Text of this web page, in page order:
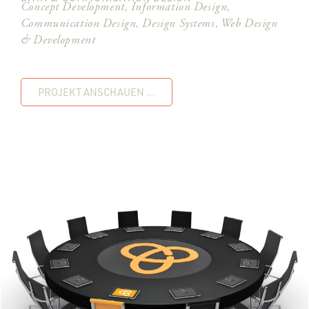
Concept Development, Information Design,
Communication Design, Design Systems, Web Design
& Development
PROJEKT ANSCHAUEN …